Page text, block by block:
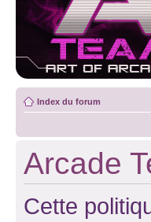
Index du forum
Arcade
Cette